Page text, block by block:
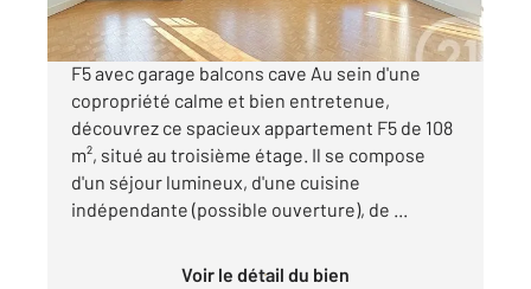
Visiter le site dédié
F5 avec garage balcons cave Au sein d'une
copropriété calme et bien entretenue,
découvrez ce spacieux appartement F5 de 108
m², situé au troisième étage. Il se compose
d'un séjour lumineux, d'une cuisine
indépendante (possible ouverture), de ...
Voir le détail du bien